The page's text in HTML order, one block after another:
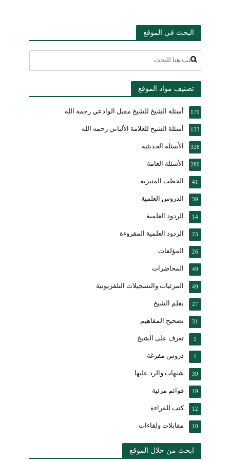
البحث في الموقع
تصنيف مواد الموقع
أسئلة الشيخ للشيخ مقبل الوادعي رحمه الله 179
أسئلة الشيخ للعلامة الألباني رحمه الله 133
الأسئلة الحديثية 328
الأسئلة العامة 280
الخطب المنبرية 41
الدروس العلمية 39
الردود العلمية 14
الردود العلمية المقروءة 23
المؤلفات 26
المحاضرات 49
المرئيات والتسجيلات التلفزيونية 49
بقلم الشيخ 27
تصحيح المفاهيم 31
تعرف على الشيخ 1
دروس مفرغة 1
شبهات والرد عليها 39
قوائم مرئية 19
كتب للقراءة 12
مقابلات ولقاءات 10
ابحث من خلال الموقع